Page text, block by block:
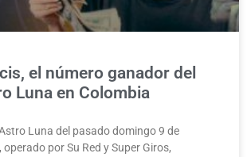
el número ganador del
Luna en Colombia
Luna del pasado domingo 9 de
por Su Red y Super Giros,